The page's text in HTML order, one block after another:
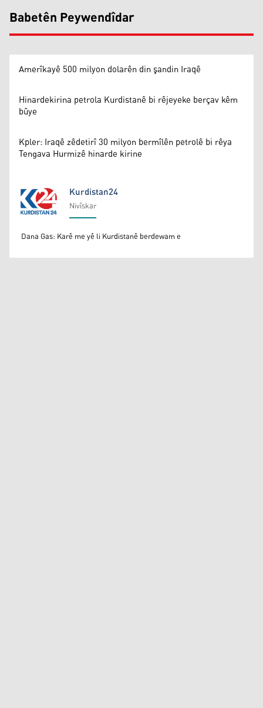
Babetên Peywendîdar
Amerîkayê 500 milyon dolarên din şandin Iraqê
Hinardekirina petrola Kurdistanê bi rêjeyeke berçav kêm
bûye
Kpler: Iraqê zêdetirî 30 milyon bermîlên petrolê bi rêya
Tengava Hurmizê hinarde kirine
Kurdistan24
Kurdistan24
Nivîskar
Dana Gas: Karê me yê li Kurdistanê berdewam e